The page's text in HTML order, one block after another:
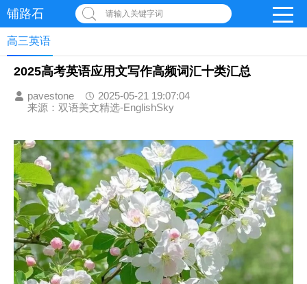
铺路石 请输入关键字词
高三英语
2025高考英语应用文写作高频词汇十类汇总
pavestone
2025-05-21 19:07:04
来源：双语美文精选-EnglishSky